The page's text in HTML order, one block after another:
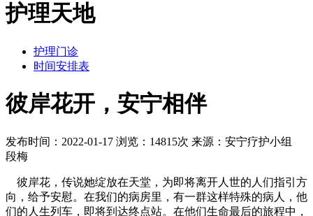
护理天地
护理门诊
时间安排表
彼岸花开，安宁相伴
发布时间：2022-01-17 浏览：14815次 来源：安宁疗护小组
段梅
彼岸花，传说她绽放在天堂，为即将离开人世的人们指引方
向，给予安慰。在我们的病房里，有一群这样特殊的病人，他
们的人生列车，即将到达终点站。在他们生命最后的旅程中，